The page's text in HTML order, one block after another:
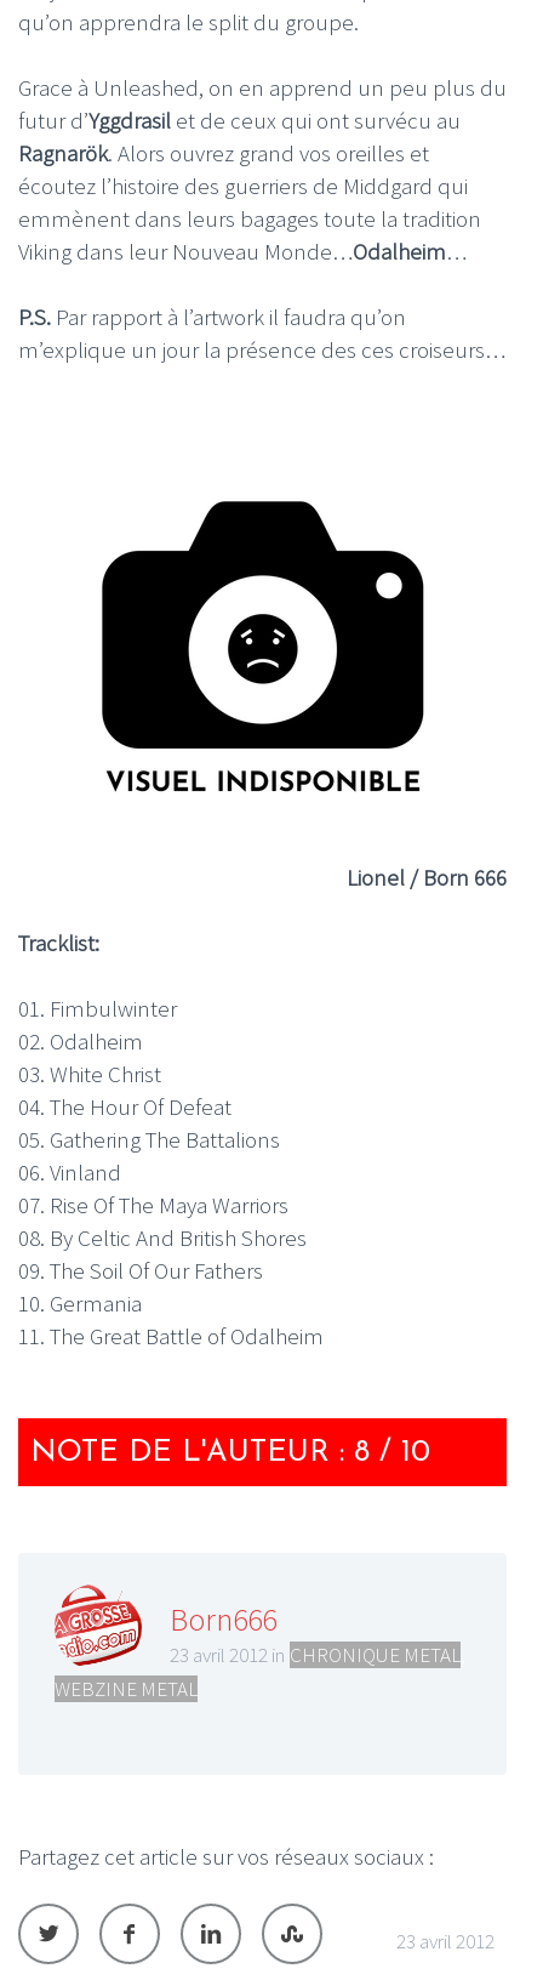
qu’on apprendra le split du groupe.
Grace à Unleashed, on en apprend un peu plus du
futur d’Yggdrasil et de ceux qui ont survécu au
Ragnarök. Alors ouvrez grand vos oreilles et
écoutez l’histoire des guerriers de Middgard qui
emmènent dans leurs bagages toute la tradition
Viking dans leur Nouveau Monde…Odalheim…
P.S. Par rapport à l’artwork il faudra qu’on
m’explique un jour la présence des ces croiseurs…
Lionel / Born 666
Tracklist:
01. Fimbulwinter
02. Odalheim
03. White Christ
04. The Hour Of Defeat
05. Gathering The Battalions
06. Vinland
07. Rise Of The Maya Warriors
08. By Celtic And British Shores
09. The Soil Of Our Fathers
10. Germania
11. The Great Battle of Odalheim
NOTE DE L'AUTEUR : 8 / 10
Born666
23 avril 2012 in CHRONIQUE METAL
WEBZINE METAL
Partagez cet article sur vos réseaux sociaux :
23 avril 2012